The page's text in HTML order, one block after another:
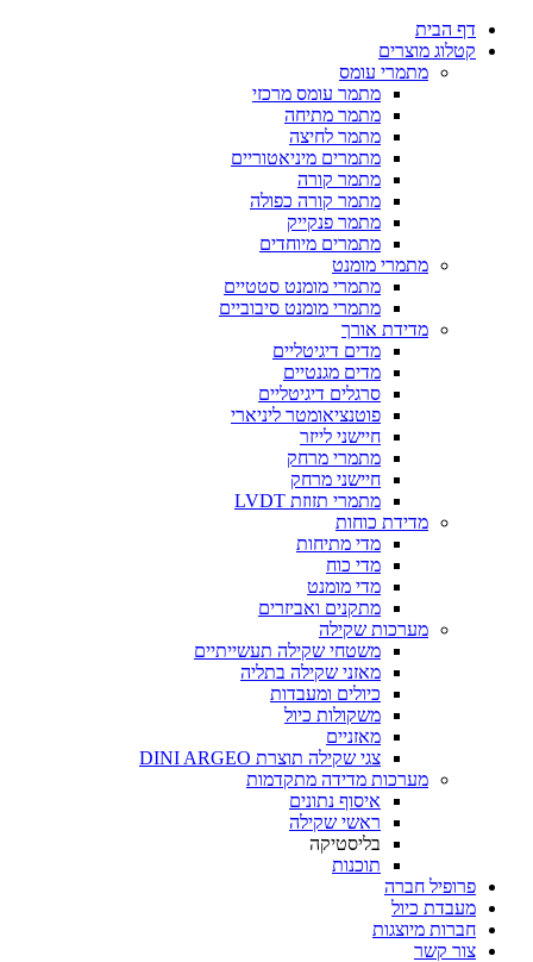
דף הבית
קטלוג מוצרים
מתמרי עומס
מתמר עומס מרכזי
מתמר מתיחה
מתמר לחיצה
מתמרים מיניאטוריים
מתמר קורה
מתמר קורה כפולה
מתמר פנקייק
מתמרים מיוחדים
מתמרי מומנט
מתמרי מומנט סטטיים
מתמרי מומנט סיבוביים
מדידת אורך
מדים דיגיטליים
מדים מגנטיים
סרגלים דיגיטליים
פוטנציאומטר ליניארי
חיישני לייזר
מתמרי מרחק
חיישני מרחק
מתמרי תזוזת LVDT
מדידת כוחות
מדי מתיחות
מדי כוח
מדי מומנט
מתקנים ואביזרים
מערכות שקילה
משטחי שקילה תעשייתיים
מאזני שקילה בתליה
כיולים ומעבדות
משקולות כיול
מאזניים
צגי שקילה תוצרת DINI ARGEO
מערכות מדידה מתקדמות
איסוף נתונים
ראשי שקילה
בליסטיקה
תוכנות
פרופיל חברה
מעבדת כיול
חברות מיוצגות
צור קשר